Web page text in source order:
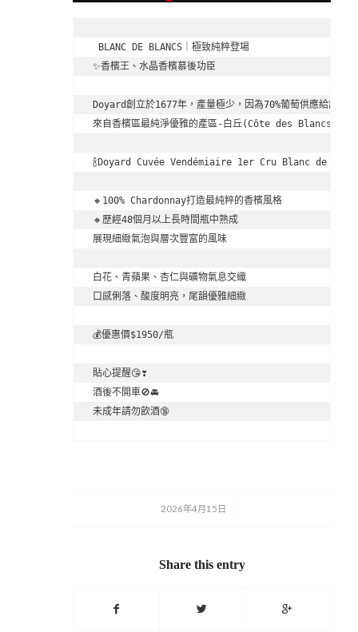
BLANC DE BLANCS｜極致純粹登場
✨香檳王、水晶香檳慕後功臣
Doyard創立於1677年，產量極少，因為70%葡萄供應給許多
來自香檳區最純淨優雅的產區-白丘(Côte des Blancs)，生
🍾Doyard Cuvée Vendémiaire 1er Cru Blanc de
🔸100% Chardonnay打造最純粹的香檳風格
🔸歷經48個月以上長時間瓶中熟成
展現細緻氣泡與層次豐富的風味
白花、青蘋果、杏仁與礦物氣息交織
口感俐落、酸度明亮，尾韻優雅細緻
💰優惠價$1950/瓶
貼心提醒😘❣️
酒後不開車🚫🚘
未成年請勿飲酒🔞
2026年4月15日
/
Share this entry